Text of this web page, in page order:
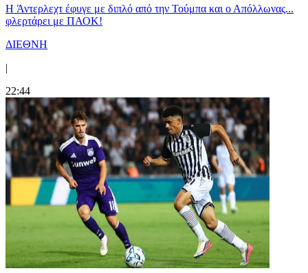
H Άντερλεχτ έφυγε με διπλό από την Τούμπα και ο Απόλλωνας...
φλερτάρει με ΠΑΟΚ!
ΔΙΕΘΝΗ
|
22:44